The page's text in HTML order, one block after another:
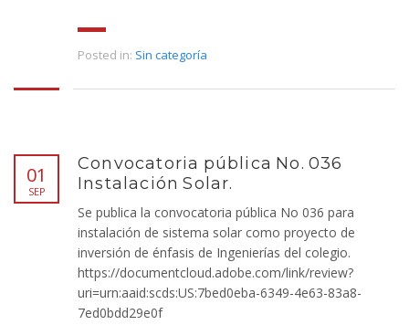
Posted in: Sin categoría
01
SEP
Convocatoria pública No. 036
Instalación Solar.
Se publica la convocatoria pública No 036 para
instalación de sistema solar como proyecto de
inversión de énfasis de Ingenierías del colegio.
https://documentcloud.adobe.com/link/review?
uri=urn:aaid:scds:US:7bed0eba-6349-4e63-83a8-
7ed0bdd29e0f